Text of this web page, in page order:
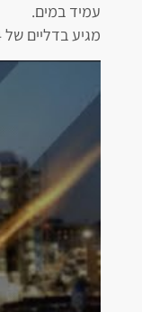
עמיד במים.
מגיע בדליים של 24 ק”ג או 5 ק”ג.